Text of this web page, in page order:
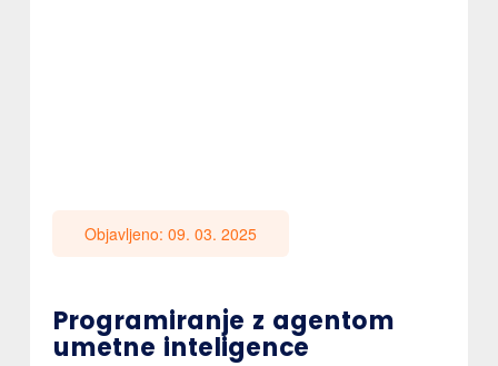
Objavljeno: 09. 03. 2025
Programiranje z agentom
umetne inteligence